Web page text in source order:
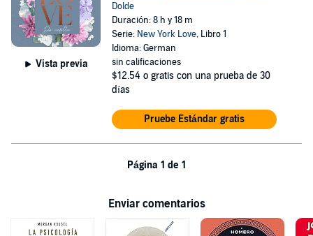
Vista previa
Dolde
Duración: 8 h y 18 m
Serie: New York Love, Libro 1
Idioma: German
sin calificaciones
$12.54 o gratis con una prueba de 30
días
Pruebe Estándar gratis
Página 1 de 1
Enviar comentarios